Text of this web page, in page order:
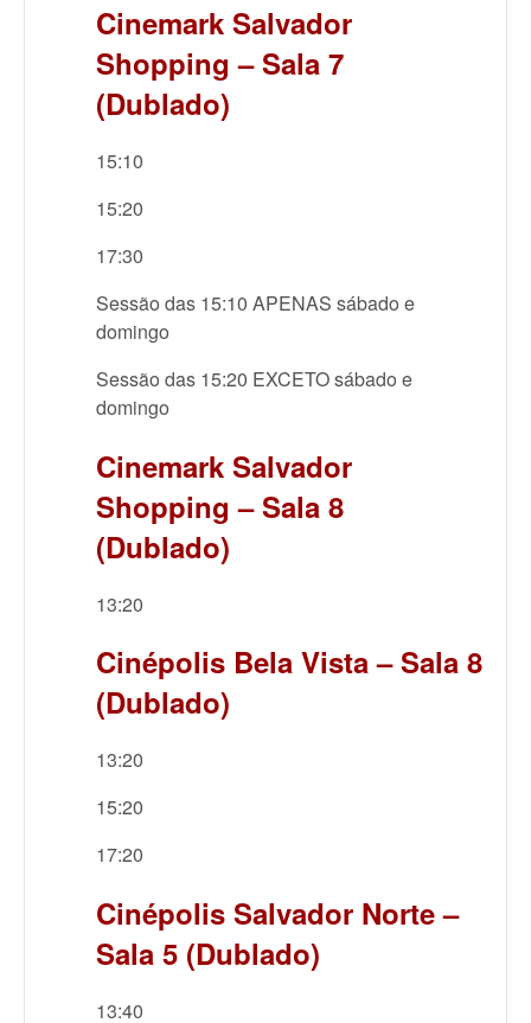
Cinemark Salvador
Shopping – Sala 7
(Dublado)
15:10
15:20
17:30
Sessão das 15:10 APENAS sábado e
domingo
Sessão das 15:20 EXCETO sábado e
domingo
Cinemark Salvador
Shopping – Sala 8
(Dublado)
13:20
Cinépolis Bela Vista – Sala 8
(Dublado)
13:20
15:20
17:20
Cinépolis Salvador Norte –
Sala 5 (Dublado)
13:40